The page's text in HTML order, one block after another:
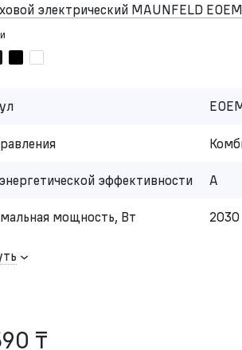
электрический MAUNFELD
эффективности A
мощность, Вт 2030
₸